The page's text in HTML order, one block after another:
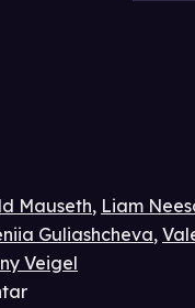
Mauseth, Liam
Guliashcheva,
Veigel